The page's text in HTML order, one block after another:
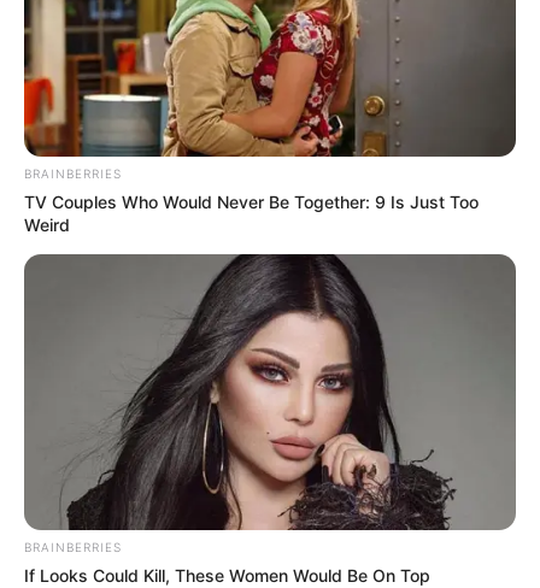
Deutschlandweit Veranstaltung kostenlos
eintragen:
Wäre es nicht besser, wenn sich die Präsidenten und
Generäle mit Knüppeln gegenseitig erschlagen würden,
statt mit ihren Herdenarmeen so viele andere Menschen
zu ermorden?
weitere Kalauer
Quermania folgen: Impressum & Kontakt
Smartphone Startseite
BRAINBERRIES
TV Couples Who Would Never Be Together: 9 Is Just Too
Weird
BRAINBERRIES
If Looks Could Kill, These Women Would Be On Top